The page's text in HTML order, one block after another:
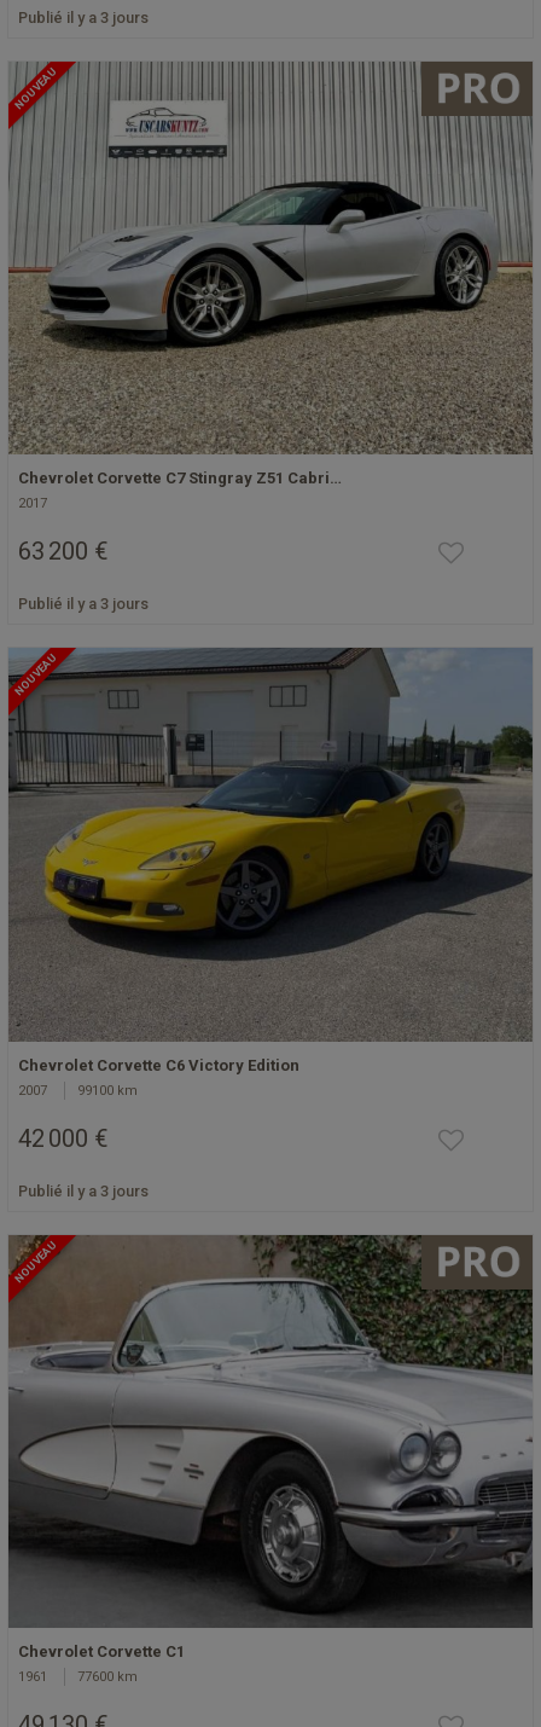
Publié il y a 3 jours
NOUVEAU
Chevrolet Corvette C7 Stingray Z51 Cabri…
2017
63 200 €
Publié il y a 3 jours
NOUVEAU
Chevrolet Corvette C6 Victory Edition
2007 99100 km
42 000 €
Publié il y a 3 jours
NOUVEAU
Chevrolet Corvette C1
1961 77600 km